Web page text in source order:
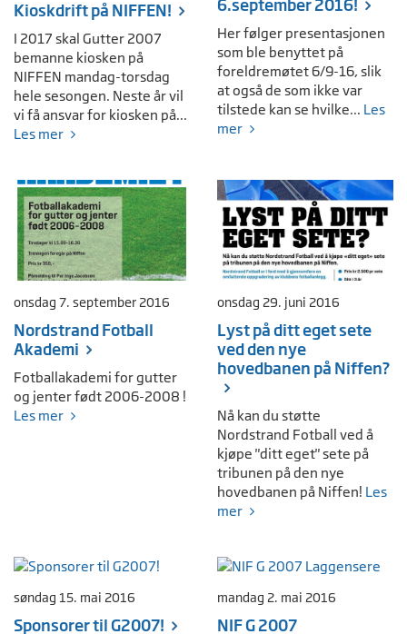
Kioskdrift på NIFFEN!
I 2017 skal Gutter 2007
bemanne kiosken på
NIFFEN mandag-torsdag
hele sesongen. Neste år vil
vi få ansvar for kiosken på...
Les mer
6.september 2016!
Her følger presentasjonen
som ble benyttet på
foreldremøtet 6/9-16, slik
at også de som ikke var
tilstede kan se hvilke... Les
mer
onsdag 7. september 2016
Nordstrand Fotball
Akademi
Fotballakademi for gutter
og jenter født 2006-2008 !
Les mer
onsdag 29. juni 2016
Lyst på ditt eget sete
ved den nye
hovedbanen på Niffen?
Nå kan du støtte
Nordstrand Fotball ved å
kjøpe "ditt eget" sete på
tribunen på den nye
hovedbanen på Niffen! Les
mer
søndag 15. mai 2016
Sponsorer til G2007!
mandag 2. mai 2016
NIF G 2007